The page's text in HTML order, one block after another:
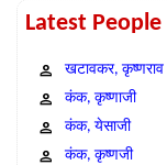
Latest People
खटावकर, कृष्णराव
कंक, कृष्णाजी
कंक, येसाजी
कंक, कृष्णजी